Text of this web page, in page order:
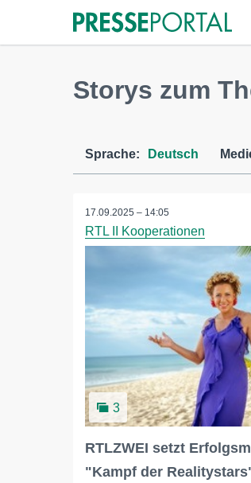
Storys zum
Sprache: Deutsch
17.09.2025 – 14:05
RTL II Kooperationen
3
RTLZWEI setzt
"Kampf der